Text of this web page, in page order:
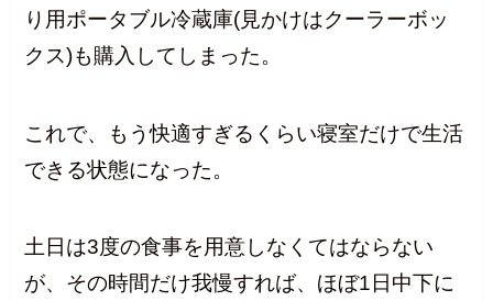
り用ポータブル冷蔵庫(見かけはクーラーボッ
クス)も購入してしまった。
これで、もう快適すぎるくらい寝室だけで生活
できる状態になった。
土日は3度の食事を用意しなくてはならない
が、その時間だけ我慢すれば、ほぼ1日中下に